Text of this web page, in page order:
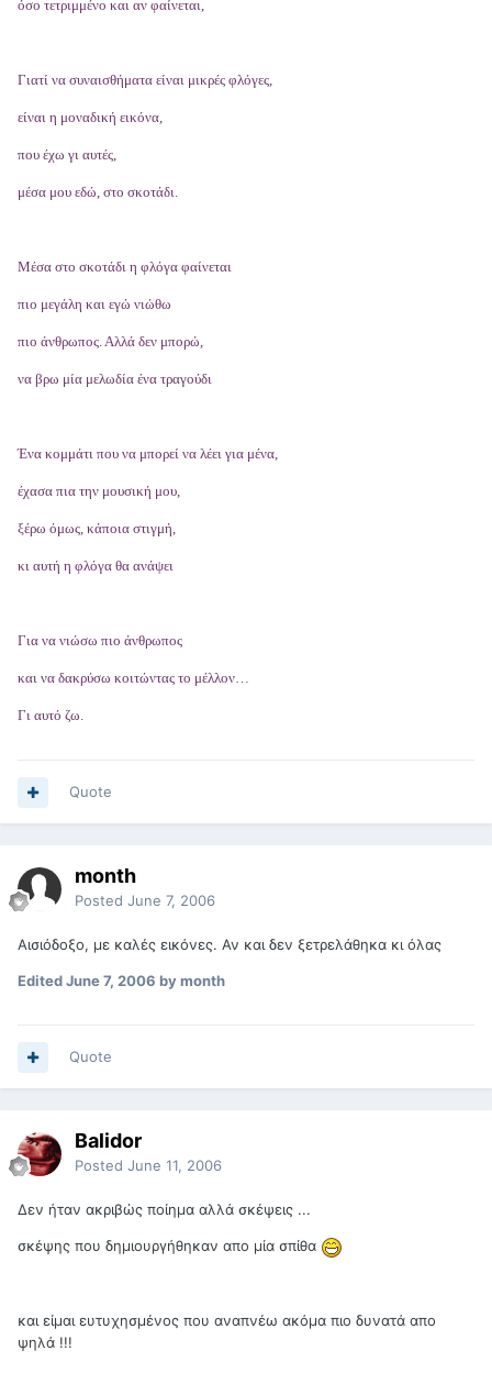
όσο τετριμμένο και αν φαίνεται,
Γιατί να συναισθήματα είναι μικρές φλόγες,
είναι η μοναδική εικόνα,
που έχω γι αυτές,
μέσα μου εδώ, στο σκοτάδι.
Μέσα στο σκοτάδι η φλόγα φαίνεται
πιο μεγάλη και εγώ νιώθω
πιο άνθρωπος. Αλλά δεν μπορώ,
να βρω μία μελωδία ένα τραγούδι
Ένα κομμάτι που να μπορεί να λέει για μένα,
έχασα πια την μουσική μου,
ξέρω όμως, κάποια στιγμή,
κι αυτή η φλόγα θα ανάψει
Για να νιώσω πιο άνθρωπος
και να δακρύσω κοιτώντας το μέλλον…
Γι αυτό ζω.
Quote
month
Posted June 7, 2006
Αισιόδοξο, με καλές εικόνες. Αν και δεν ξετρελάθηκα κι όλας
EditedJune 7, 2006 by month
Quote
Balidor
Posted June 11, 2006
Δεν ήταν ακριβώς ποίημα αλλά σκέψεις ...
σκέψης που δημιουργήθηκαν απο μία σπίθα
και είμαι ευτυχησμένος που αναπνέω ακόμα πιο δυνατά απο
ψηλά !!!